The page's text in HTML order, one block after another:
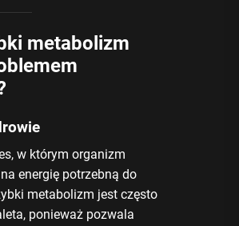
metabolizm
w którym organizm
energię potrzebną do
metabolizm jest często
ponieważ pozwala